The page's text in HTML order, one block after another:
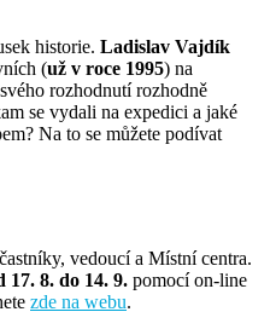
historie. Ladislav Vajdík
(už v roce 1995) na
rozhodnutí rozhodně
se vydali na expedici a jaké
Na to se můžete podívat
vedoucí a Místní centra.
17. 8. do 14. 9. pomocí on-line
zde na webu.